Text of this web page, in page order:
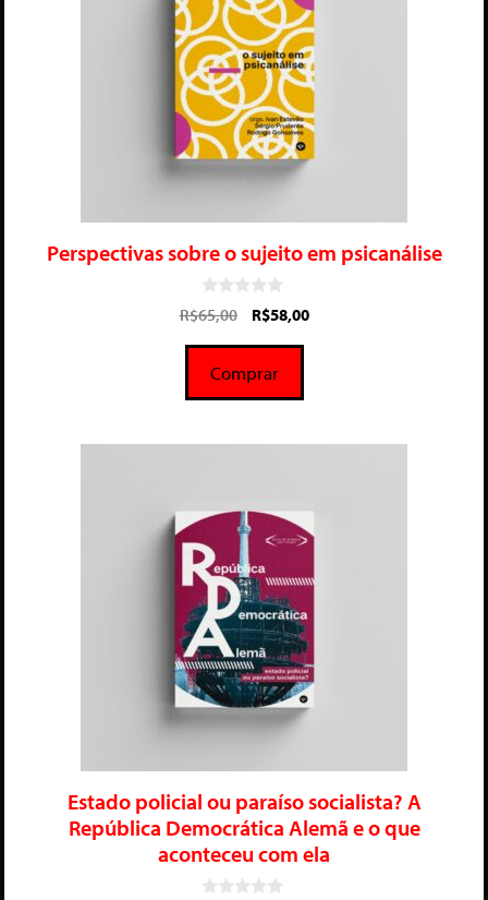
Perspectivas sobre o sujeito em psicanálise
0
d
5
R$65,00 R$58,00
Comprar
Estado policial ou paraíso socialista? A
República Democrática Alemã e o que
aconteceu com ela